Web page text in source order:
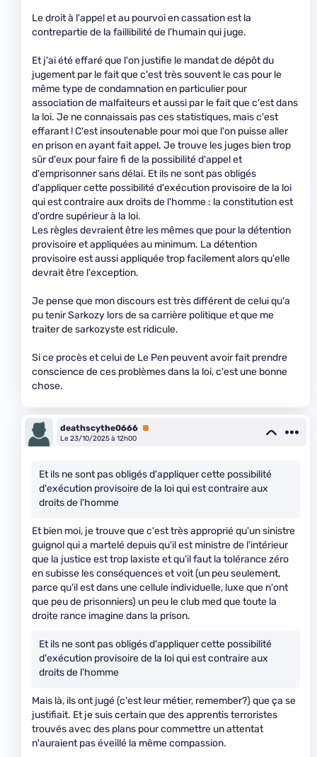
Le droit à l'appel et au pourvoi en cassation est la
contrepartie de la faillibilité de l'humain qui juge.
Et j'ai été effaré que l'on justifie le mandat de dépôt du
jugement par le fait que c'est très souvent le cas pour le
même type de condamnation en particulier pour
association de malfaiteurs et aussi par le fait que c'est dans
la loi. Je ne connaissais pas ces statistiques, mais c'est
effarant ! C'est insoutenable pour moi que l'on puisse aller
en prison en ayant fait appel. Je trouve les juges bien trop
sûr d'eux pour faire fi de la possibilité d'appel et
d'emprisonner sans délai. Et ils ne sont pas obligés
d'appliquer cette possibilité d'exécution provisoire de la loi
qui est contraire aux droits de l'homme : la constitution est
d'ordre supérieur à la loi.
Les règles devraient être les mêmes que pour la détention
provisoire et appliquées au minimum. La détention
provisoire est aussi appliquée trop facilement alors qu'elle
devrait être l'exception.
Je pense que mon discours est très différent de celui qu'a
pu tenir Sarkozy lors de sa carrière politique et que me
traiter de sarkozyste est ridicule.
Si ce procès et celui de Le Pen peuvent avoir fait prendre
conscience de ces problèmes dans la loi, c'est une bonne
chose.
deathscythe0666 Premium
Le 23/10/2025 à 12h00
Et ils ne sont pas obligés d'appliquer cette possibilité
d'exécution provisoire de la loi qui est contraire aux
droits de l'homme
Et bien moi, je trouve que c'est très approprié qu'un sinistre
guignol qui a martelé depuis qu'il est ministre de l'intérieur
que la justice est trop laxiste et qu'il faut la tolérance zéro
en subisse les conséquences et voit (un peu seulement,
parce qu'il est dans une cellule individuelle, luxe que n'ont
que peu de prisonniers) un peu le club med que toute la
droite rance imagine dans la prison.
Et ils ne sont pas obligés d'appliquer cette possibilité
d'exécution provisoire de la loi qui est contraire aux
droits de l'homme
Mais là, ils ont jugé (c'est leur métier, remember?) que ça se
justifiait. Et je suis certain que des apprentis terroristes
trouvés avec des plans pour commettre un attentat
n'auraient pas éveillé la même compassion.